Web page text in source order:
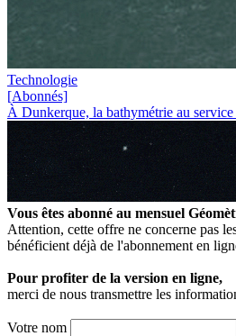
Technologie
[Abonnés]
À Dunkerque, la bathymétrie au
Vous êtes abonné au mensuel
Attention, cette offre ne concerne pas
bénéficient déjà de l'abonnement en
Pour profiter de la version en ligne,
merci de nous transmettre les
Votre nom